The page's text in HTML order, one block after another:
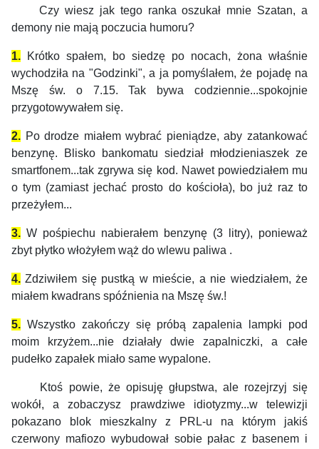
Czy wiesz jak tego ranka oszukał mnie Szatan, a
demony nie mają poczucia humoru?
1. Krótko spałem, bo siedzę po nocach, żona właśnie
wychodziła na "Godzinki", a ja pomyślałem, że pojadę na
Mszę św. o 7.15. Tak bywa codziennie...spokojnie
przygotowywałem się.
2. Po drodze miałem wybrać pieniądze, aby zatankować
benzynę. Blisko bankomatu siedział młodzieniaszek ze
smartfonem...tak zgrywa się kod. Nawet powiedziałem mu
o tym (zamiast jechać prosto do kościoła), bo już raz to
przeżyłem...
3. W pośpiechu nabierałem benzynę (3 litry), ponieważ
zbyt płytko włożyłem wąż do wlewu paliwa .
4. Zdziwiłem się pustką w mieście, a nie wiedziałem, że
miałem kwadrans spóźnienia na Mszę św.!
5. Wszystko zakończy się próbą zapalenia lampki pod
moim krzyżem...nie działały dwie zapalniczki, a całe
pudełko zapałek miało same wypalone.
Ktoś powie, że opisuję głupstwa, ale rozejrzyj się
wokół, a zobaczysz prawdziwe idiotyzmy...w telewizji
pokazano blok mieszkalny z PRL-u na którym jakiś
czerwony mafiozo wybudował sobie pałac z basenem i